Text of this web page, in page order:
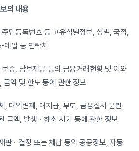
의 내용
민등록번호 등 고유식별정보, 성별, 국적,
메일 등 연락처
증, 담보제공 등의 금융거래현황 및 이와
금액 및 한도 등에 관한 정보
, 대위변제, 대지급, 부도, 금융질서 문란
금액, 발생ㆍ해소 시기 등에 관한 정보
판ㆍ결정 또는 체납 등의 공공정보, 자동